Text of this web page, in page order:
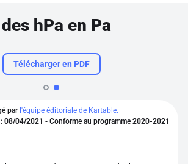
hPa en Pa
Télécharger en PDF
par l'équipe éditoriale de Kartable.
08/04/2021 - Conforme au programme 2020-2021